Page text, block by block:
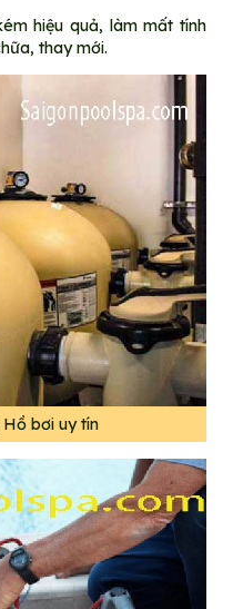
hiệu quả, làm mất tính
thay mới.
bơi uy tín